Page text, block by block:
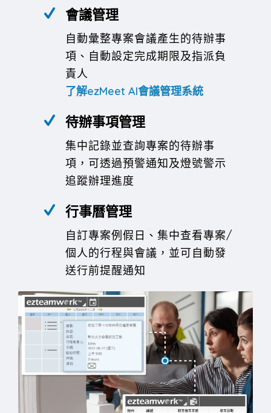
會議管理
自動彙整專案會議產生的待辦事
項、自動設定完成期限及指派負
責人
了解ezMeet AI會議管理系統
待辦事項管理
集中記錄並查詢專案的待辦事
項，可透過預警通知及燈號警示
追蹤辦理進度
行事曆管理
自訂專案例假日、集中查看專案/
個人的行程與會議，並可自動發
送行前提醒通知